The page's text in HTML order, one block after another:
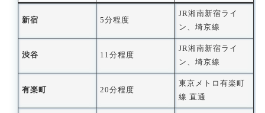
新宿 5分程度
JR湘南新宿ライ
ン、埼京線
渋谷 11分程度
JR湘南新宿ライ
ン、埼京線
有楽町 20分程度
東京メトロ有楽町
線 直通